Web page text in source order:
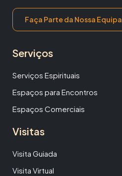
Faça Parte da Nossa Equipa
Serviços
Serviços Espirituais
Espaços para Encontros
Espaços Comerciais
Visitas
Visita Guiada
Visita Virtual